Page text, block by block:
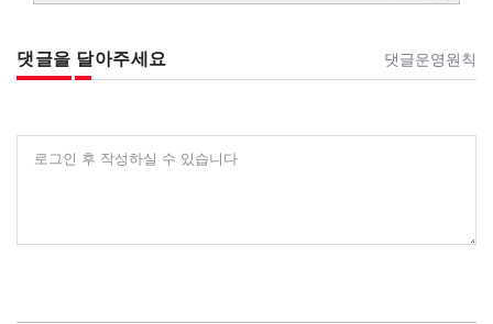
댓글을 달아주세요 댓글운영원칙
로그인 후 작성하실 수 있습니다